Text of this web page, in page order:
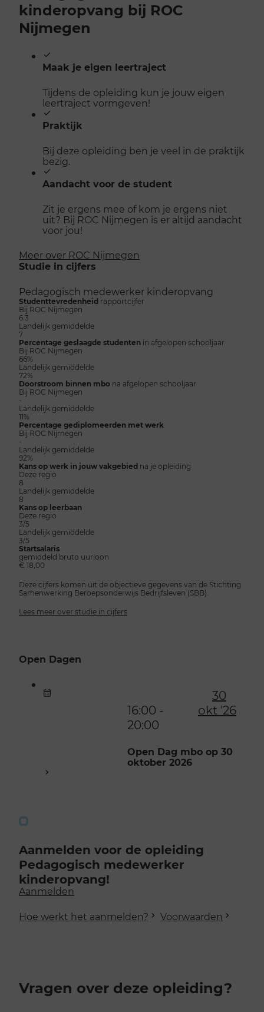
kinderopvang bij ROC
Nijmegen
Maak je eigen leertraject
Tijdens de opleiding kun je jouw eigen
leertraject vormgeven!
Praktijk
Bij deze opleiding ben je veel in de praktijk
bezig.
Aandacht voor de student
Zit je ergens mee of kom je ergens niet
uit? Bij ROC Nijmegen is er altijd aandacht
voor jou!
Meer over ROC Nijmegen
Studie in cijfers
Pedagogisch medewerker kinderopvang
Studenttevredenheid rapportcijfer
Bij ROC Nijmegen
6.3
Landelijk gemiddelde
7
Percentage geslaagde studenten in afgelopen schooljaar
Bij ROC Nijmegen
66%
Landelijk gemiddelde
72%
Doorstroom binnen mbo na afgelopen schooljaar
Bij ROC Nijmegen
-
Landelijk gemiddelde
11%
Percentage gediplomeerden met werk
Bij ROC Nijmegen
-
Landelijk gemiddelde
92%
Kans op werk in jouw vakgebied na je opleiding
Deze regio
8
Landelijk gemiddelde
8
Kans op leerbaan
Deze regio
3/5
Landelijk gemiddelde
3/5
Startsalaris
gemiddeld bruto uurloon
€ 18,00
Deze cijfers komen uit de objectieve gegevens van de Stichting
Samenwerking Beroepsonderwijs Bedrijfsleven (SBB).
Lees meer over studie in cijfers
Open Dagen
30
okt '26
16:00 -
20:00
Open Dag mbo op 30
oktober 2026
Aanmelden voor de opleiding
Pedagogisch medewerker
kinderopvang!
Aanmelden
Hoe werkt het aanmelden? Voorwaarden
Vragen over deze opleiding?